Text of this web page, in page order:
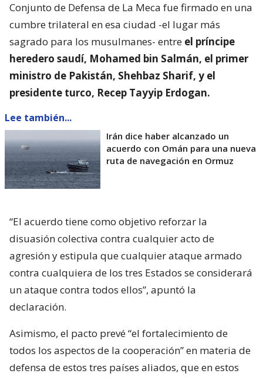
Conjunto de Defensa de La Meca fue firmado en una
cumbre trilateral en esa ciudad -el lugar más
sagrado para los musulmanes- entre el príncipe
heredero saudí, Mohamed bin Salmán, el primer
ministro de Pakistán, Shehbaz Sharif, y el
presidente turco, Recep Tayyip Erdogan.
Lee también...
Irán dice haber alcanzado un
acuerdo con Omán para una nueva
ruta de navegación en Ormuz
“El acuerdo tiene como objetivo reforzar la
disuasión colectiva contra cualquier acto de
agresión y estipula que cualquier ataque armado
contra cualquiera de los tres Estados se considerará
un ataque contra todos ellos”, apuntó la
declaración.
Asimismo, el pacto prevé “el fortalecimiento de
todos los aspectos de la cooperación” en materia de
defensa de estos tres países aliados, que en estos